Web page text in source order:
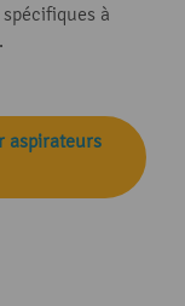
à
aspirateurs